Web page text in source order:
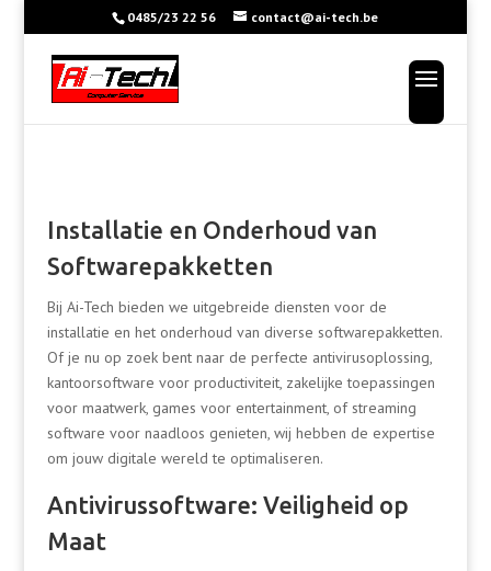
0485/23 22 56 contact@ai-tech.be
Installatie en Onderhoud van
Softwarepakketten
Bij Ai-Tech bieden we uitgebreide diensten voor de
installatie en het onderhoud van diverse softwarepakketten.
Of je nu op zoek bent naar de perfecte antivirusoplossing,
kantoorsoftware voor productiviteit, zakelijke toepassingen
voor maatwerk, games voor entertainment, of streaming
software voor naadloos genieten, wij hebben de expertise
om jouw digitale wereld te optimaliseren.
Antivirussoftware: Veiligheid op
Maat